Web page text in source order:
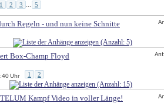
1 2 3 ... 5
Regeln - und nun keine Schnitte
Box-Champ Floyd
Uhr 1 2
Kampf Video in voller Länge!